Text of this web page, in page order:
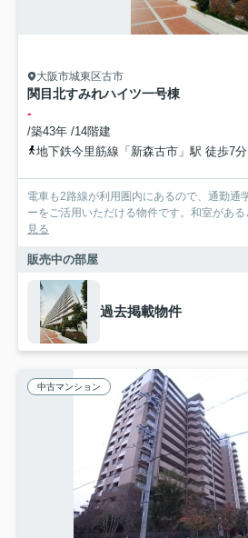
大阪市城東区古市
関目北すみれハイツ一号棟
-
/築43年 /14階建
地下鉄今里筋線「新森古市」駅 徒歩7分
電車も2路線が利用圏内にあるので、通勤通
ーをご活用いただける物件です。和室がある
見る
販売中の部屋
過去掲載物件
中古マンション